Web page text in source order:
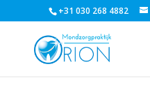
+31 030 268 4882